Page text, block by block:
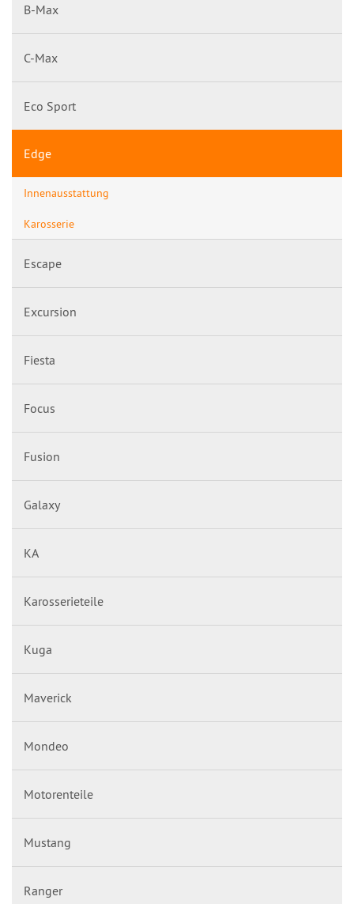
B-Max
C-Max
Eco Sport
Edge
Innenausstattung
Karosserie
Escape
Excursion
Fiesta
Focus
Fusion
Galaxy
KA
Karosserieteile
Kuga
Maverick
Mondeo
Motorenteile
Mustang
Ranger